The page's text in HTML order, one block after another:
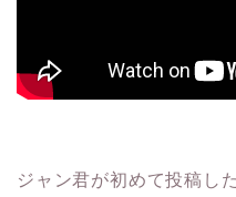
ジャン君が初めて投稿し